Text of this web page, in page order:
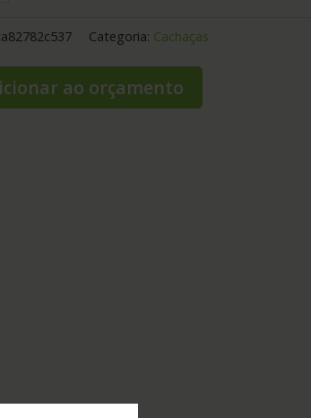
Categoria: Cachaças
ao orçamento